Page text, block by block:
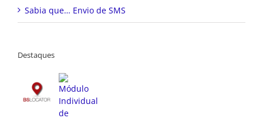
Sabia que… Envio de SMS
Destaques